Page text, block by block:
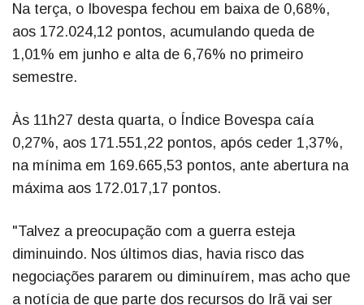
Na terça, o Ibovespa fechou em baixa de 0,68%,
aos 172.024,12 pontos, acumulando queda de
1,01% em junho e alta de 6,76% no primeiro
semestre.
Às 11h27 desta quarta, o Índice Bovespa caía
0,27%, aos 171.551,22 pontos, após ceder 1,37%,
na mínima em 169.665,53 pontos, ante abertura na
máxima aos 172.017,17 pontos.
"Talvez a preocupação com a guerra esteja
diminuindo. Nos últimos dias, havia risco das
negociações pararem ou diminuírem, mas acho que
a notícia de que parte dos recursos do Irã vai ser